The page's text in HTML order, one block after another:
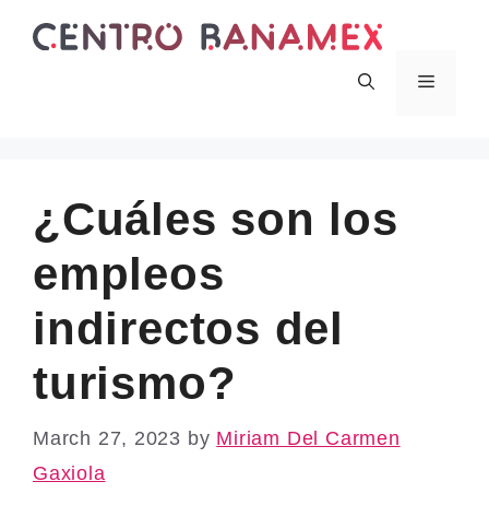
Menu
¿Cuáles son los
empleos
indirectos del
turismo?
March 27, 2023 by Miriam Del Carmen
Gaxiola